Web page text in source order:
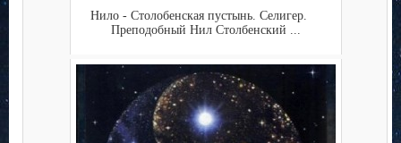
Нило - Столобенская пустынь. Селигер.
Преподобный Нил Столбенский ...